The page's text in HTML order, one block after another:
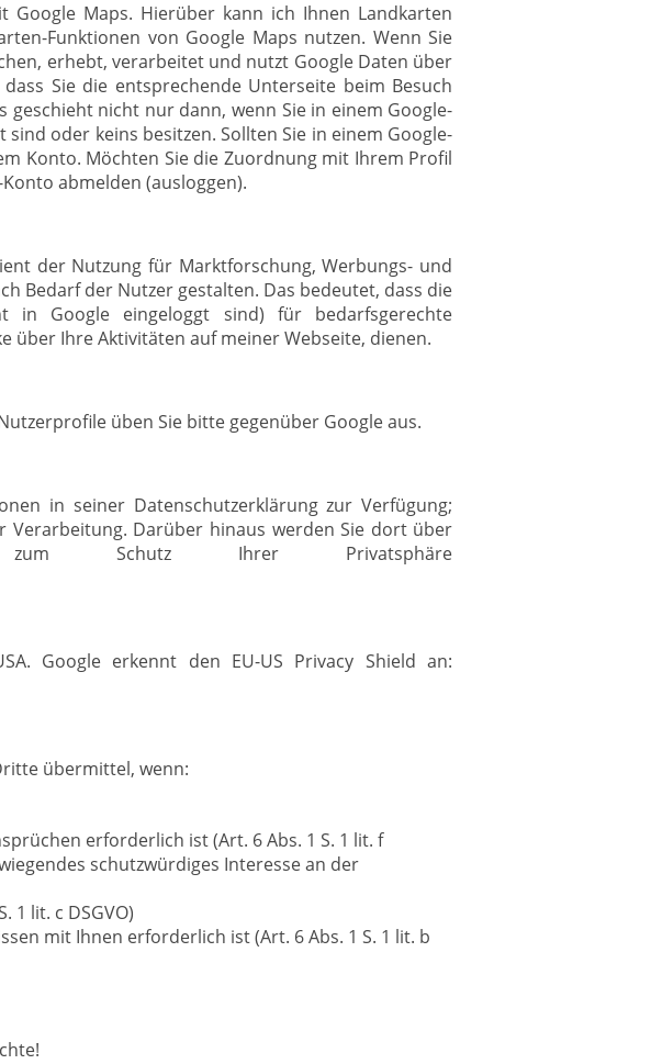
Maps. Hierüber kann ich Ihnen Landkarten
Funktionen von Google Maps nutzen. Wenn Sie
erhebt, verarbeitet und nutzt Google Daten über
Sie die entsprechende Unterseite beim Besuch
nicht nur dann, wenn Sie in einem Google-
oder keins besitzen. Sollten Sie in einem Google-
Konto. Möchten Sie die Zuordnung mit Ihrem Profil
abmelden (ausloggen).
der Nutzung für Marktforschung, Werbungs- und
Bedarf der Nutzer gestalten. Das bedeutet, dass die
in Google eingeloggt sind) für bedarfsgerechte
über Ihre Aktivitäten auf meiner Webseite, dienen.
üben Sie bitte gegenüber Google aus.
in seiner Datenschutzerklärung zur Verfügung;
Verarbeitung. Darüber hinaus werden Sie dort über
zum Schutz Ihrer Privatsphäre
Google erkennt den EU-US Privacy Shield an:
übermittel, wenn:
erforderlich ist (Art. 6 Abs. 1 S. 1 lit. f
schutzwürdiges Interesse an der
1 lit. c DSGVO)
mit Ihnen erforderlich ist (Art. 6 Abs. 1 S. 1 lit. b